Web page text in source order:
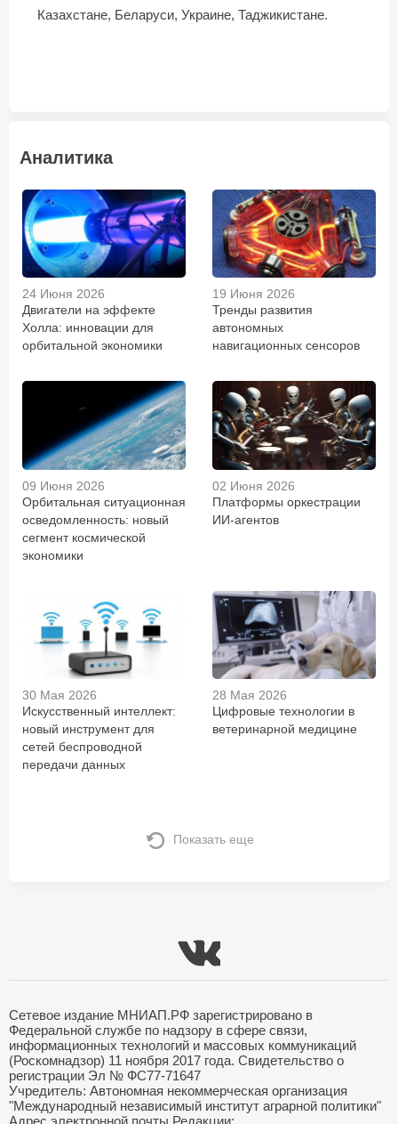
Казахстане, Беларуси, Украине, Таджикистане.
Аналитика
24 Июня 2026
Двигатели на эффекте
Холла: инновации для
орбитальной экономики
19 Июня 2026
Тренды развития
автономных
навигационных сенсоров
09 Июня 2026
Орбитальная ситуационная
осведомленность: новый
сегмент космической
экономики
02 Июня 2026
Платформы оркестрации
ИИ-агентов
30 Мая 2026
Искусственный интеллект:
новый инструмент для
сетей беспроводной
передачи данных
28 Мая 2026
Цифровые технологии в
ветеринарной медицине
Показать еще
Сетевое издание МНИАП.РФ зарегистрировано в
Федеральной службе по надзору в сфере связи,
информационных технологий и массовых коммуникаций
(Роскомнадзор) 11 ноября 2017 года. Свидетельство о
регистрации Эл № ФС77-71647
Учредитель: Автономная некоммерческая организация
"Международный независимый институт аграрной политики"